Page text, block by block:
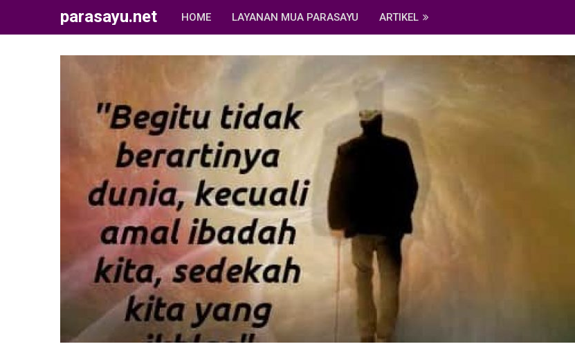
parasayu.net HOME LAYANAN MUA PARASAYU ARTIKEL